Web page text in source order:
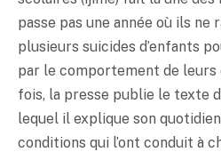
passe pas une année où ils ne
plusieurs suicides d’enfants
par le comportement de leurs
fois, la presse publie le texte
lequel il explique son
conditions qui l’ont conduit à